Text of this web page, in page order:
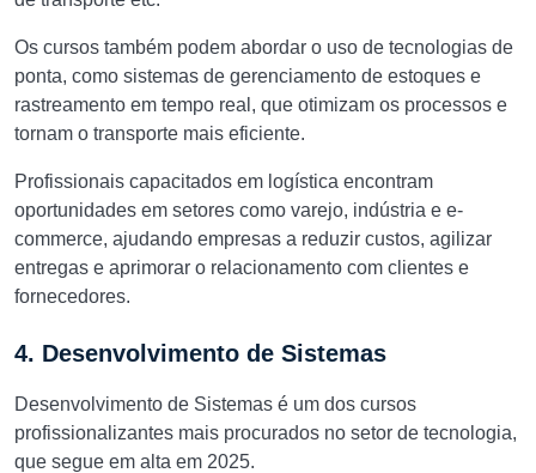
Os cursos também podem abordar o uso de tecnologias de
ponta, como sistemas de gerenciamento de estoques e
rastreamento em tempo real, que otimizam os processos e
tornam o transporte mais eficiente.
Profissionais capacitados em logística encontram
oportunidades em setores como varejo, indústria e e-
commerce, ajudando empresas a reduzir custos, agilizar
entregas e aprimorar o relacionamento com clientes e
fornecedores.
4. Desenvolvimento de Sistemas
Desenvolvimento de Sistemas é um dos cursos
profissionalizantes mais procurados no setor de tecnologia,
que segue em alta em 2025.